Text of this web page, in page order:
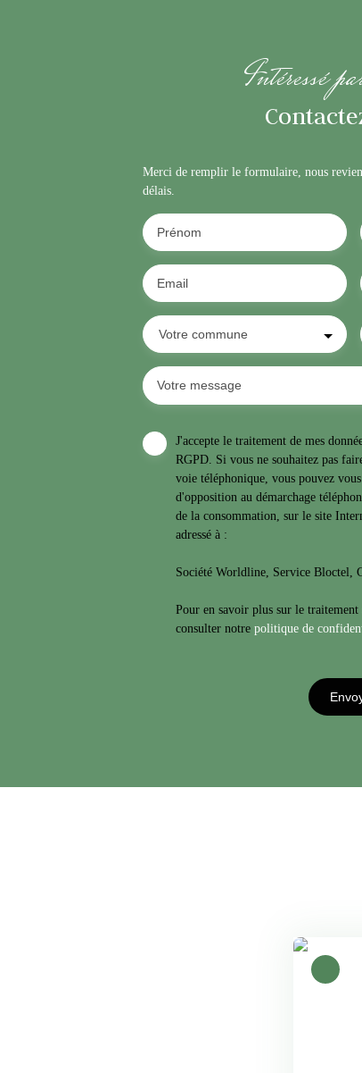
Intéressé
Merci de remplir le formulaire, nous
délais.
Prénom
Email
Votre commune
Votre message
J'accepte le traitement de mes
RGPD. Si vous ne souhaitez pas
voie téléphonique, vous pouvez
d'opposition au démarchage
de la consommation, sur le site
adressé à :
Société Worldline, Service Bloctel,
Pour en savoir plus sur le
consulter notre politique de